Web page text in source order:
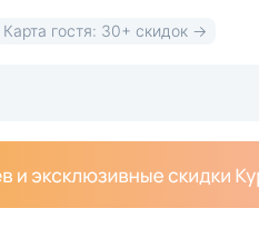
Карта гостя: 30+ скидок →